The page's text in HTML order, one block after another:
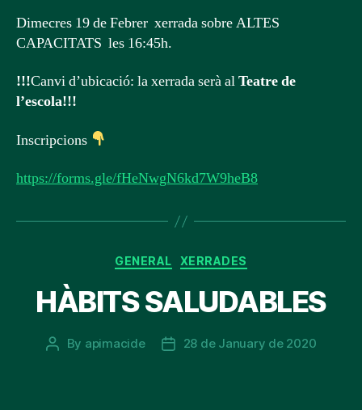
Dimecres 19 de Febrer xerrada sobre ALTES
CAPACITATS les 16:45h.
!!!Canvi d’ubicació: la xerrada serà alTeatre de
l’escola!!!
Inscripcions
https://forms.gle/fHeNwgN6kd7W9heB8
Categories
GENERAL XERRADES
HÀBITS SALUDABLES
Post
By apimacide
Post28 de January de 2020